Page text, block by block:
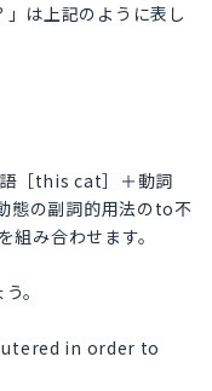
」は上記のように表し
［this cat］＋動詞
態の副詞的用法のto不
み合わせます。
。
in order to